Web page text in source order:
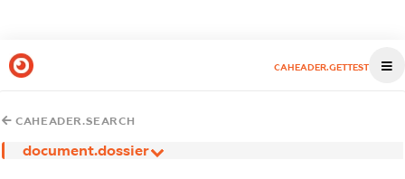
CAHEADER.GETTEST
CAHEADER.SEARCH
document.dossier